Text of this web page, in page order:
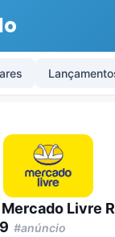
Livre
#anúncio